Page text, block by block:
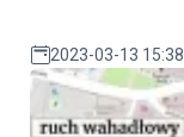
2023-03-13 15:38